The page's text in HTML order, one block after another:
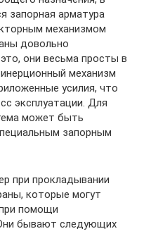
запорная арматура
механизмом
довольно
они весьма просты в
механизм
усилия, что
эксплуатации. Для
может быть
запорным
при прокладывании
которые могут
помощи
бывают следующих